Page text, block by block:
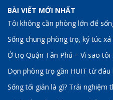
BÀI VIẾT MỚI NHẤT
Tôi không cần phòng lớn để
Sống chung phòng trọ, ký túc
Ở trọ Quận Tân Phú – Vì sao
Dọn phòng trọ gần HUIT từ
Sống tối giản là gì? Trải nghiệm